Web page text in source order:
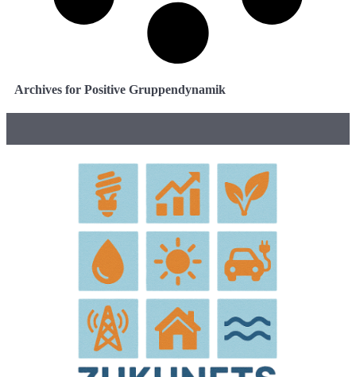
Archives for Positive Gruppendynamik